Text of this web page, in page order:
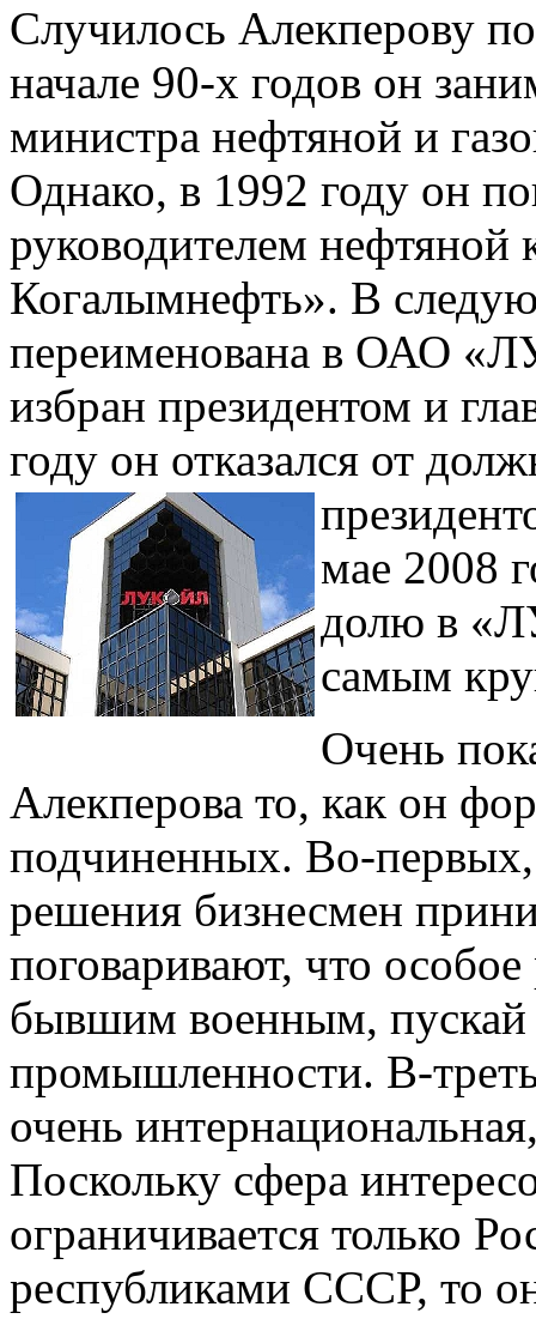
Случилось Алекперову
начале 90-х годов он
министра нефтяной и
Однако, в 1992 году он
руководителем
Когалымнефть». В
переименована в ОАО
избран президентом и
году он отказался от
мае 2008
долю в
самым
Очень
Алекперова то, как он
подчиненных. Во-
решения бизнесмен
поговаривают, что
бывшим военным, пускай
промышленности. В-
очень
Поскольку сфера
ограничивается только
республиками СССР, то